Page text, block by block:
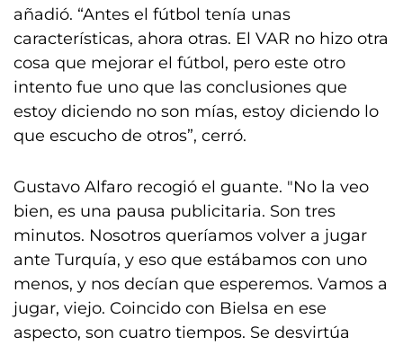
añadió. “Antes el fútbol tenía unas
características, ahora otras. El VAR no hizo otra
cosa que mejorar el fútbol, pero este otro
intento fue uno que las conclusiones que
estoy diciendo no son mías, estoy diciendo lo
que escucho de otros”, cerró.
Gustavo Alfaro recogió el guante. "No la veo
bien, es una pausa publicitaria. Son tres
minutos. Nosotros queríamos volver a jugar
ante Turquía, y eso que estábamos con uno
menos, y nos decían que esperemos. Vamos a
jugar, viejo. Coincido con Bielsa en ese
aspecto, son cuatro tiempos. Se desvirtúa